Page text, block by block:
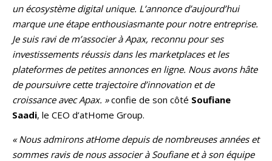
un écosystème digital unique. L’annonce d’aujourd’hui
marque une étape enthousiasmante pour notre entreprise.
Je suis ravi de m’associer à Apax, reconnu pour ses
investissements réussis dans les marketplaces et les
plateformes de petites annonces en ligne. Nous avons hâte
de poursuivre cette trajectoire d’innovation et de
croissance avec Apax. »confie de son côté Soufiane
Saadi, le CEO d’atHome Group.
« Nous admirons atHome depuis de nombreuses années et
sommes ravis de nous associer à Soufiane et à son équipe